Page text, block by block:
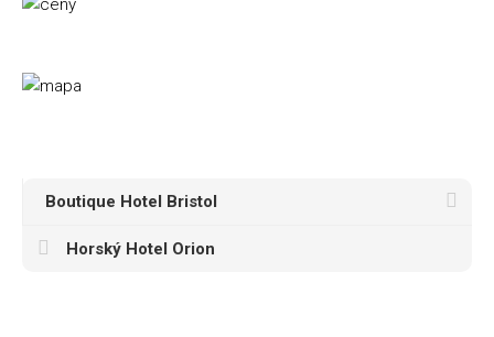
Boutique Hotel Bristol
Horský Hotel Orion